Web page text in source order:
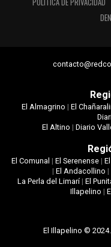
El Almagrino | El
El Altino | Diario
El Comunal | El Serenense|
| El Andacollino |
La Perla del Limarí|El
Illapelino |
El Illapelino ©